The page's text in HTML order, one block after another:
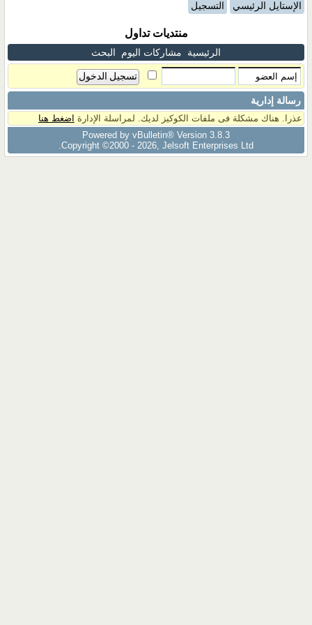
الإستايل الرئيسي التسجيل
منتديات تداول
الرئيسية مشاركات اليوم البحث
رسالة إدارية
عذرا. هناك مشكلة فى ملفات الكوكيز لديك. لمراسلة الإدارة اضغط هنا
Powered by vBulletin® Version 3.8.3
Copyright ©2000 - 2026, Jelsoft Enterprises Ltd.